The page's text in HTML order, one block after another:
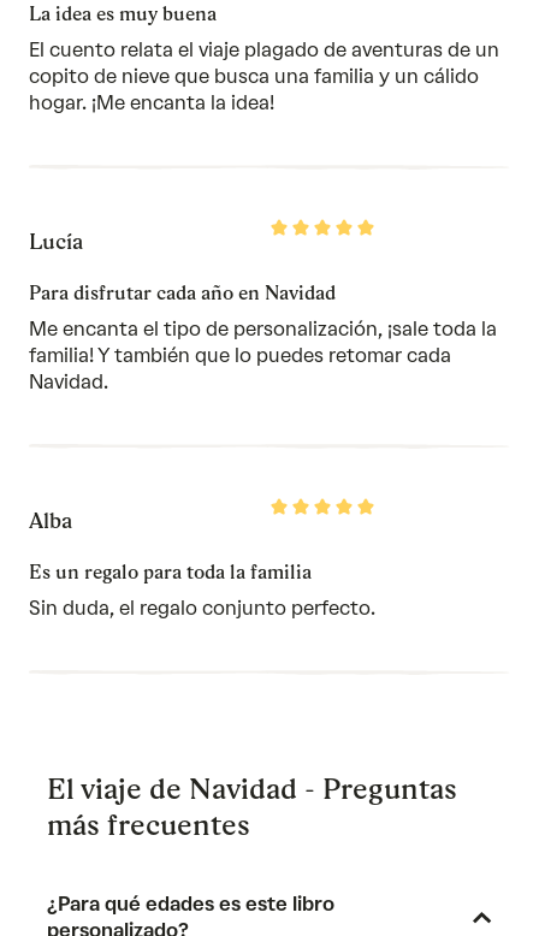
La idea es muy buena
El cuento relata el viaje plagado de aventuras de un
copito de nieve que busca una familia y un cálido
hogar. ¡Me encanta la idea!
Rated
of
Lucía
Para disfrutar cada año en Navidad
Me encanta el tipo de personalización, ¡sale toda la
familia! Y también que lo puedes retomar cada
Navidad.
Rated
of
Alba
Es un regalo para toda la familia
Sin duda, el regalo conjunto perfecto.
El viaje de Navidad - Preguntas
más frecuentes
¿Para qué edades es este libro
personalizado?